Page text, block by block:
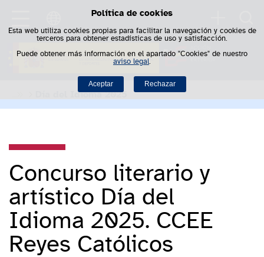
Política de cookies
Esta web utiliza cookies propias para facilitar la navegación y cookies de
terceros para obtener estadísticas de uso y satisfacción.
Puede obtener más información en el apartado "Cookies" de nuestro
aviso legal
Aceptar Rechazar
Saltar al contenido
Día del Idioma 2025
Concurso literario y
artístico Día del
Idioma 2025. CCEE
Reyes Católicos